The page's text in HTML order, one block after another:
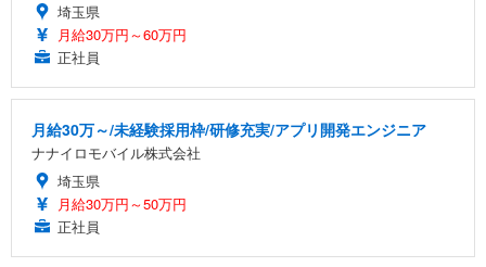
埼玉県
月給30万円～60万円
正社員
月給30万～/未経験採用枠/研修充実/アプリ開発エンジニア
ナナイロモバイル株式会社
埼玉県
月給30万円～50万円
正社員